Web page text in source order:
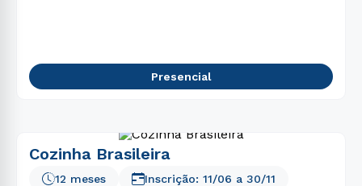
Presencial
Cozinha Brasileira
12 meses
Inscrição: 11/06 a 30/11